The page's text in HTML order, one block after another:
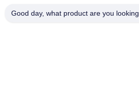
Good day, what product are you